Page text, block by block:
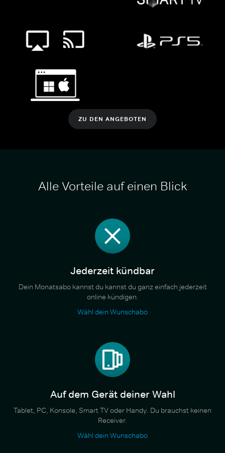
ZU DEN ANGEBOTEN
Alle Vorteile auf einen Blick
Jederzeit kündbar
Dein Monatsabo kannst du kannst du ganz einfach jederzeit
online kündigen.
Wähl dein Wunschabo
Auf dem Gerät deiner Wahl
Tablet, PC, Konsole, Smart TV oder Handy. Du brauchst keinen
Receiver.
Wähl dein Wunschabo